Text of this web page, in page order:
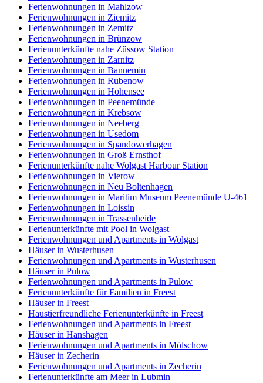
Ferienwohnungen in Mahlzow
Ferienwohnungen in Ziemitz
Ferienwohnungen in Zemitz
Ferienwohnungen in Brünzow
Ferienunterkünfte nahe Züssow Station
Ferienwohnungen in Zarnitz
Ferienwohnungen in Bannemin
Ferienwohnungen in Rubenow
Ferienwohnungen in Hohensee
Ferienwohnungen in Peenemünde
Ferienwohnungen in Krebsow
Ferienwohnungen in Neeberg
Ferienwohnungen in Usedom
Ferienwohnungen in Spandowerhagen
Ferienwohnungen in Groß Ernsthof
Ferienunterkünfte nahe Wolgast Harbour Station
Ferienwohnungen in Vierow
Ferienwohnungen in Neu Boltenhagen
Ferienwohnungen in Maritim Museum Peenemünde U-461
Ferienwohnungen in Loissin
Ferienwohnungen in Trassenheide
Ferienunterkünfte mit Pool in Wolgast
Ferienwohnungen und Apartments in Wolgast
Häuser in Wusterhusen
Ferienwohnungen und Apartments in Wusterhusen
Häuser in Pulow
Ferienwohnungen und Apartments in Pulow
Ferienunterkünfte für Familien in Freest
Häuser in Freest
Haustierfreundliche Ferienunterkünfte in Freest
Ferienwohnungen und Apartments in Freest
Häuser in Hanshagen
Ferienwohnungen und Apartments in Mölschow
Häuser in Zecherin
Ferienwohnungen und Apartments in Zecherin
Ferienunterkünfte am Meer in Lubmin